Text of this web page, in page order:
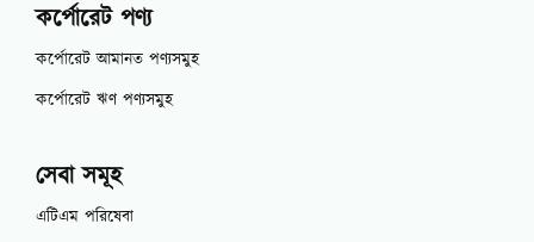
কর্পোরেট পণ্য
কর্পোরেট আমানত পণ্যসমুহ
কর্পোরেট ঋণ পণ্যসমুহ
সেবা সমূহ
এটিএম পরিষেবা